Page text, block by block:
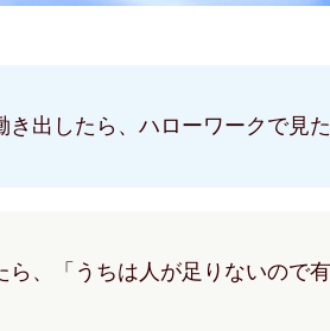
出したら、ハローワークで見
、「うちは人が足りないので